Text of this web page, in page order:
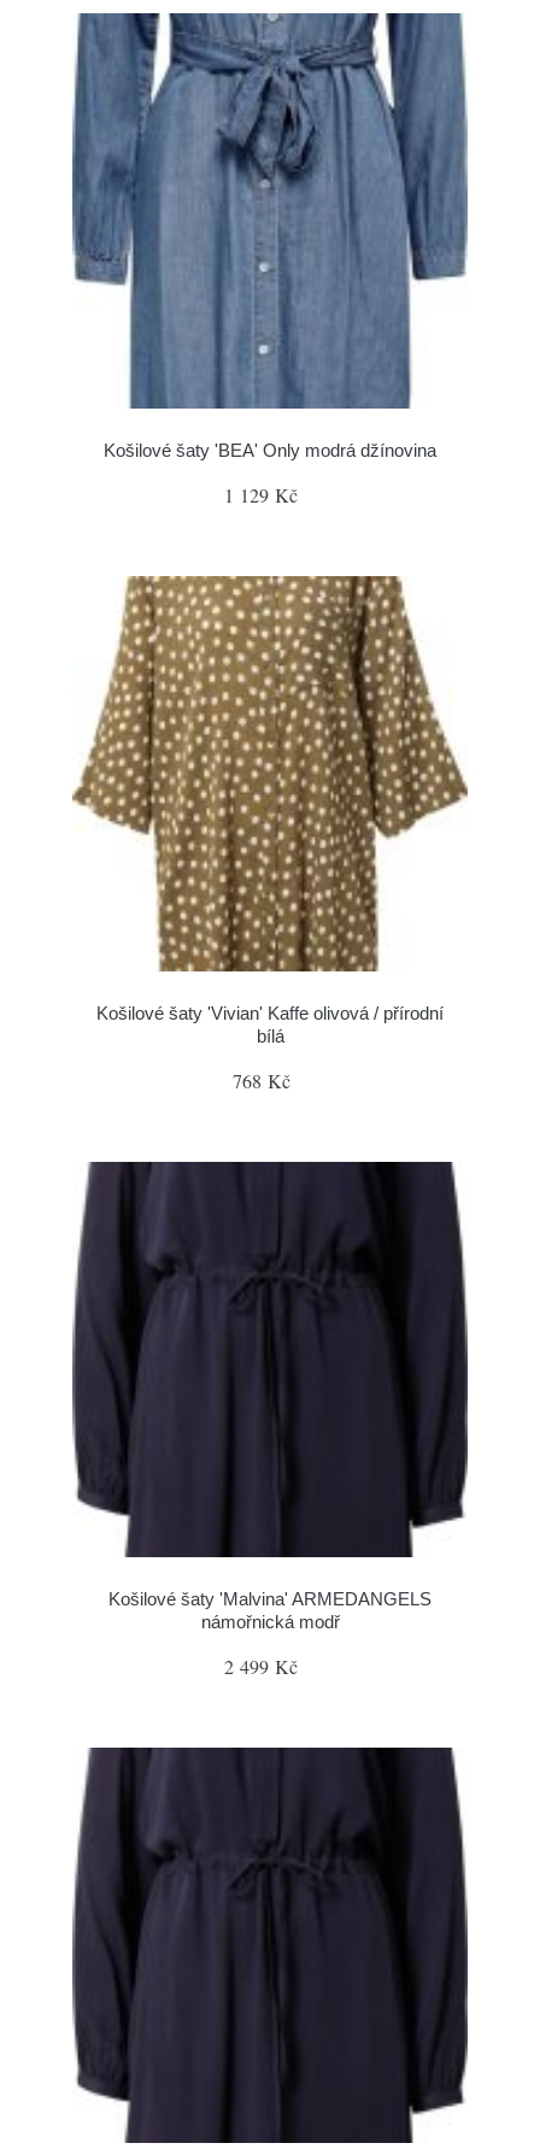
Košilové šaty 'BEA' Only modrá džínovina
1 129 Kč
Košilové šaty 'Vivian' Kaffe olivová / přírodní
bílá
768 Kč
Košilové šaty 'Malvina' ARMEDANGELS
námořnická modř
2 499 Kč